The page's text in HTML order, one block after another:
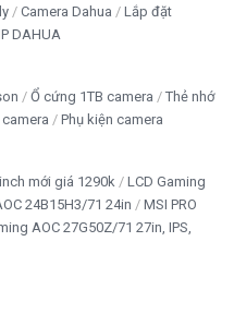
Camera Dahua
Lắp đặt
DAHUA
Ổ cứng 1TB camera
Thẻ nhớ
Phụ kiện camera
mới giá 1290k
LCD Gaming
24B15H3/71 24in
MSI PRO
AOC 27G50Z/71 27in, IPS,